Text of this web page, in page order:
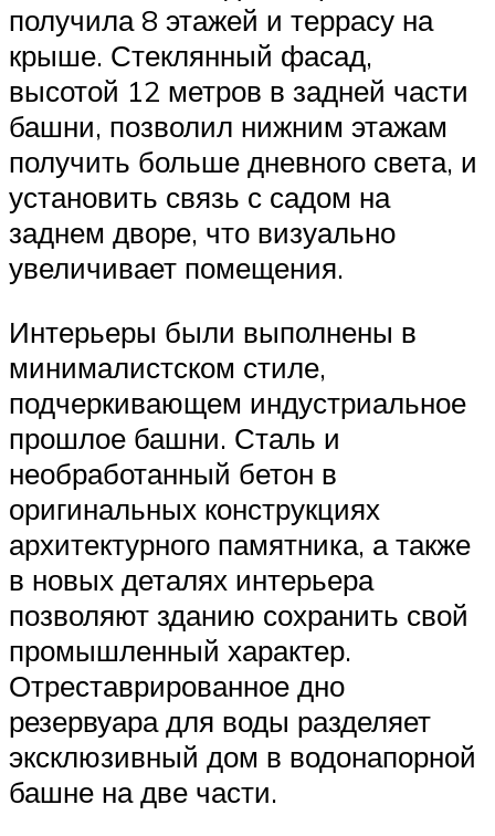
получила 8 этажей и террасу на
крыше. Стеклянный фасад,
высотой 12 метров в задней части
башни, позволил нижним этажам
получить больше дневного света, и
установить связь с садом на
заднем дворе, что визуально
увеличивает помещения.
Интерьеры были выполнены в
минималистском стиле,
подчеркивающем индустриальное
прошлое башни. Сталь и
необработанный бетон в
оригинальных конструкциях
архитектурного памятника, а также
в новых деталях интерьера
позволяют зданию сохранить свой
промышленный характер.
Отреставрированное дно
резервуара для воды разделяет
эксклюзивный дом в водонапорной
башне на две части.